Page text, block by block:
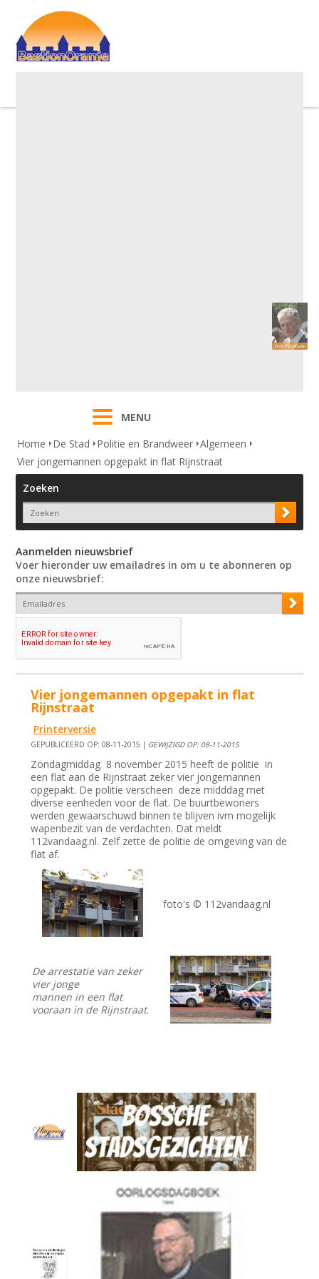
MENU
Home
De Stad Politie en Brandweer Algemeen
Vier jongemannen opgepakt in flat Rijnstraat
Zoeken
Aanmelden nieuwsbrief
Voer hieronder uw emailadres in om u te abonneren op
onze nieuwsbrief:
Vier jongemannen opgepakt in flat
Rijnstraat
Printerversie
GEPUBLICEERD OP: 08-11-2015 | GEWIJZIGD OP: 08-11-2015
Zondagmiddag 8 november 2015 heeft de politie in
een flat aan de Rijnstraat zeker vier jongemannen
opgepakt. De politie verscheen deze midddag met
diverse eenheden voor de flat. De buurtbewoners
werden gewaarschuwd binnen te blijven ivm mogelijk
wapenbezit van de verdachten. Dat meldt
112vandaag.nl. Zelf zette de politie de omgeving van de
flat af.
foto's © 112vandaag.nl
De arrestatie van zeker
vier jonge
mannen in een flat
vooraan in de Rijnstraat.